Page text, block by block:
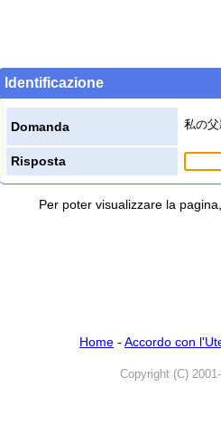
Identificazione
Domanda 私の
Risposta
Per poter visualizzare la
Home - Accordo con
Copyright (C)